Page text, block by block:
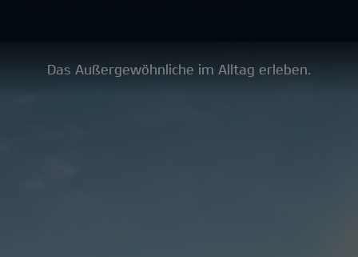
Das Außergewöhnliche im Alltag erleben.